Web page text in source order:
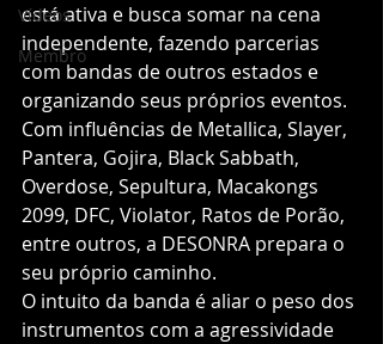
Vídeos
Membro
está ativa e busca somar na cena
independente, fazendo parcerias
com bandas de outros estados e
organizando seus próprios eventos.
Com influências de Metallica, Slayer,
Pantera, Gojira, Black Sabbath,
Overdose, Sepultura, Macakongs
2099, DFC, Violator, Ratos de Porão,
entre outros, a DESONRA prepara o
seu próprio caminho.
O intuito da banda é aliar o peso dos
instrumentos com a agressividade